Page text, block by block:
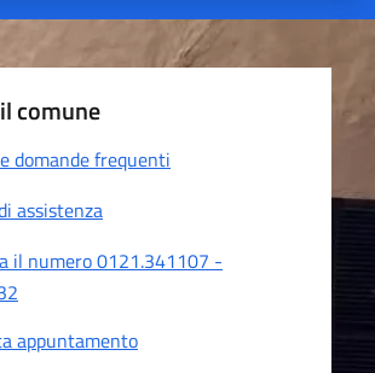
comune
domande frequenti
assistenza
il numero 0121.341107 -
appuntamento